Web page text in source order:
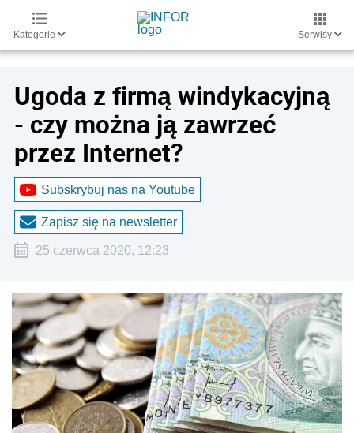
Kategorie Serwisy
Ugoda z firmą windykacyjną
- czy można ją zawrzeć
przez Internet?
Subskrybuj nas na Youtube
Zapisz się na newsletter
25 czerwca 2020, 12:23